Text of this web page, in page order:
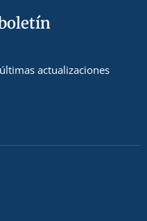
actualizaciones